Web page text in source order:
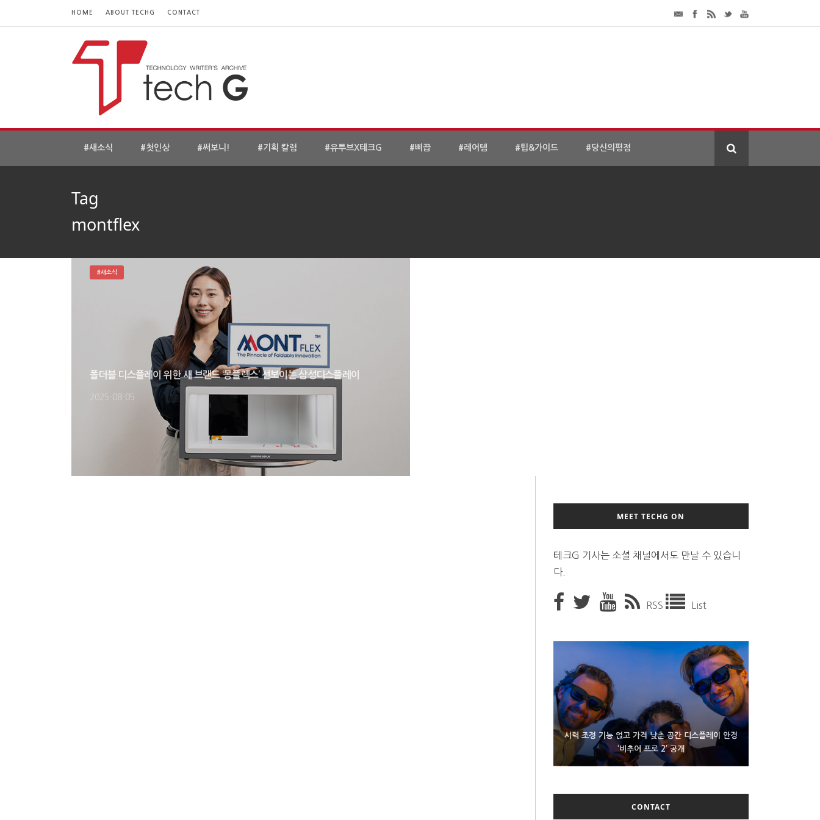
HOME ABOUT TECHG CONTACT
#새소식 #첫인상 #써보니! #기획 칼럼 #유투브X테크G #삐끕 #레어템 #팁&가이드 #당신의평점
Tag
montflex
폴더블 디스플레이 위한 새 브랜드 ‘몽플렉스’ 선보이는 삼성디스플레이
2025-08-05
#새소식
MEET TECHG ON
테크G 기사는 소셜 채널에서도 만날 수 있습니
다.
RSS List
시력 조정 기능 얹고 가격 낮춘 공간 디스플레이 안경
‘비추어 프로 2’ 공개
D램 부족에 10억달러어치 아이폰18 프로세서 패키징
대기 중
300~400달러 반지형 스피커 준비하는 오픈AI
CONTACT